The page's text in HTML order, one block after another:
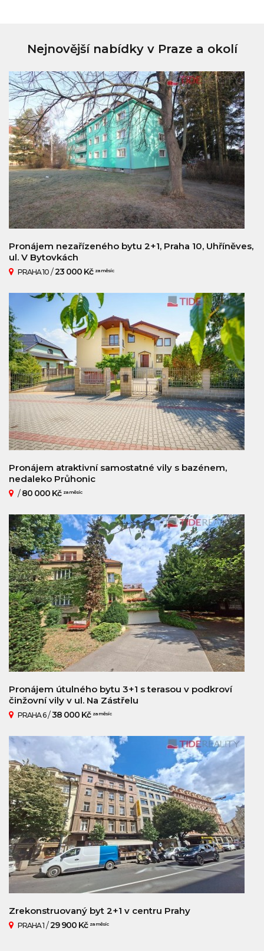
Nejnovější nabídky v Praze a okolí
Pronájem nezařízeného bytu 2+1, Praha 10, Uhříněves,
ul. V Bytovkách
PRAHA 10 /23 000 Kč za měsíc
Pronájem atraktivní samostatné vily s bazénem,
nedaleko Průhonic
/80 000 Kč za měsíc
Pronájem útulného bytu 3+1 s terasou v podkroví
činžovní vily v ul. Na Zástřelu
PRAHA 6/38 000 Kč za měsíc
Zrekonstruovaný byt 2+1 v centru Prahy
PRAHA 1 /29 900 Kč za měsíc